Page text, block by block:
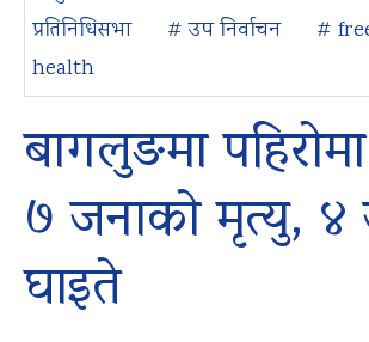
प्रतिनिधिसभा
# उप निर्वाचन #
health
बागलुङमा
७ जनाको मृत्यु, ४
घाइते